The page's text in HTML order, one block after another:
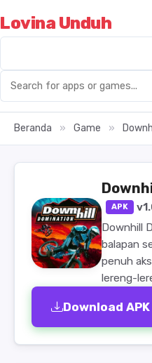
Lovina Unduh
Beranda » Game »
APK
Downhill
balapan
penuh
lereng-
Download